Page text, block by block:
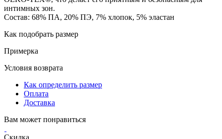
интимных зон.
Состав: 68% ПА, 20% ПЭ, 7% хлопок, 5% эластан
Как подобрать размер
Примерка
Условия возврата
Как определить размер
Оплата
Доставка
Вам может понравиться
Скидка